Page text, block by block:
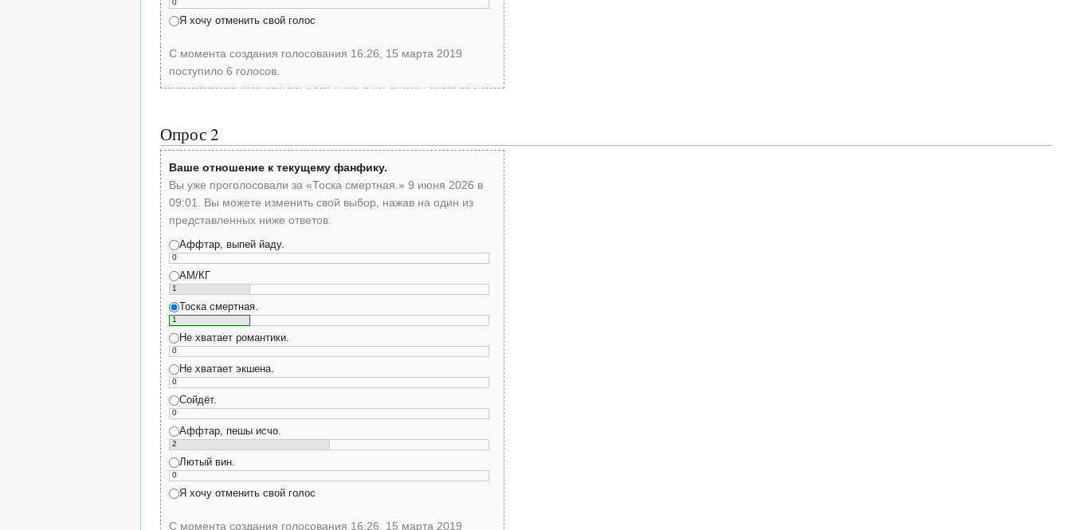
0
Я хочу отменить свой голос
С момента создания голосования 16:26, 15 марта 2019
поступило 6 голосов.
poll-id F0812B3725ADAE20D825D79B0CC8CB11
Опрос 2
Ваше отношение к текущему фанфику.
Вы уже проголосовали за «Тоска смертная.» 9 июня 2026 в
09:01. Вы можете изменить свой выбор, нажав на один из
представленных ниже ответов.
Аффтар, выпей йаду.
0
АМ/КГ
1
Тоска смертная.
1
Не хватает романтики.
0
Не хватает экшена.
0
Сойдёт.
0
Аффтар, пешы исчо.
2
Лютый вин.
0
Я хочу отменить свой голос
С момента создания голосования 16:26, 15 марта 2019